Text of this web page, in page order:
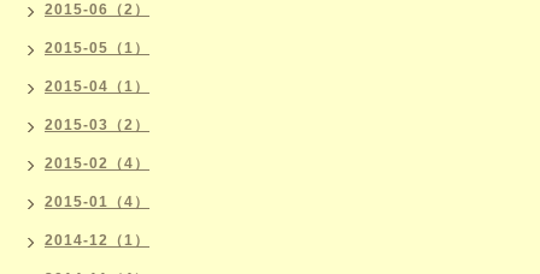
2015-06（2）
2015-05（1）
2015-04（1）
2015-03（2）
2015-02（4）
2015-01（4）
2014-12（1）